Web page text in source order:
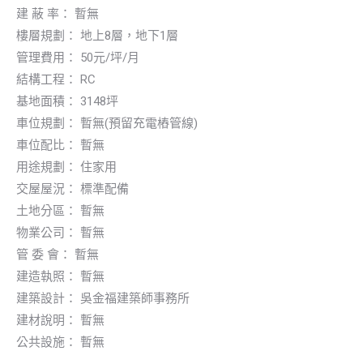
建 蔽 率： 暫無
樓層規劃： 地上8層，地下1層
管理費用： 50元/坪/月
結構工程： RC
基地面積： 3148坪
車位規劃： 暫無(預留充電樁管線)
車位配比： 暫無
用途規劃： 住家用
交屋屋況： 標準配備
土地分區： 暫無
物業公司： 暫無
管 委 會： 暫無
建造執照： 暫無
建築設計： 吳金福建築師事務所
建材說明： 暫無
公共設施： 暫無